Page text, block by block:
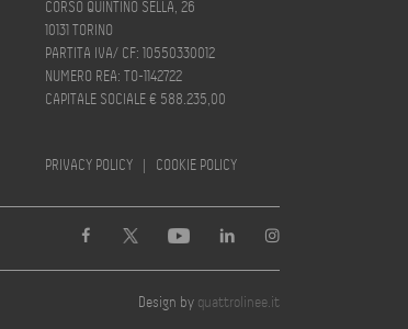
CORSO QUINTINO SELLA, 26
10131 TORINO
PARTITA IVA/ CF: 10550330012
NUMERO REA: TO-1142722
CAPITALE SOCIALE € 588.235,00
PRIVACY POLICY | COOKIE POLICY
Design by quattrolinee.it